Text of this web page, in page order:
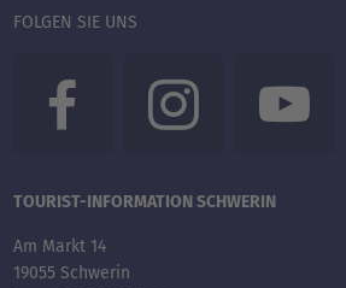
FOLGEN SIE UNS
TOURIST-INFORMATION SCHWERIN
Am Markt 14
19055 Schwerin